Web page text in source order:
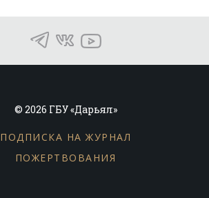
© 2026 ГБУ «Дарьял»
ПОДПИСКА НА ЖУРНАЛ
ПОЖЕРТВОВАНИЯ